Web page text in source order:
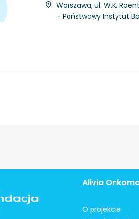
Warszawa, ul. W.K.
– Państwowy Instytut
Alivia
O projekcie